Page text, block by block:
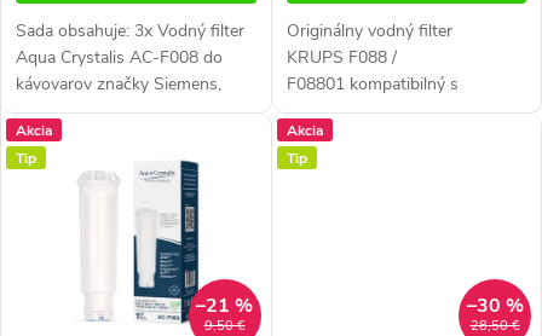
k
t
o
v
t
o
v
Sada obsahuje: 3x Vodný filter
Aqua Crystalis AC-F008 do
kávovarov značky Siemens,
AEG, Bosch, Krups, Nivona 1x
Dezinfekčný a antibakteriálny
čistič zvyškov mlieka Aqua...
Originálny vodný filter
KRUPS F088 /
F08801 kompatibilný s
kávovary SIEMENS, AEG,
BOSH, KRUPS, NIVONA. Filter
vysokej kvality zabraňuje
Akcia
Tip
9,50 €
–21 %
Akcia
Tip
28,50 €
–30 %